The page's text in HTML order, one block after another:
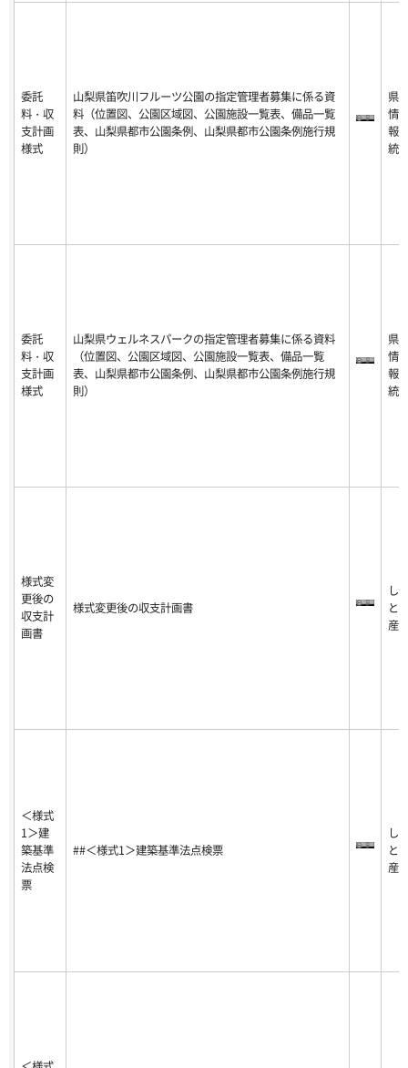
委託
料・収
支計画
様式
山梨県笛吹川フルーツ公園の指定管理者募集に係る資
料（位置図、公園区域図、公園施設一覧表、備品一覧
表、山梨県都市公園条例、山梨県都市公園条例施行規
則）
県
情
報
統
委託
料・収
支計画
様式
山梨県ウェルネスパークの指定管理者募集に係る資料
（位置図、公園区域図、公園施設一覧表、備品一覧
表、山梨県都市公園条例、山梨県都市公園条例施行規
則）
県
情
報
統
様式変
更後の
収支計
画書
様式変更後の収支計画書
し
と
産
＜様式
1＞建
築基準
法点検
票
##＜様式1＞建築基準法点検票
し
と
産